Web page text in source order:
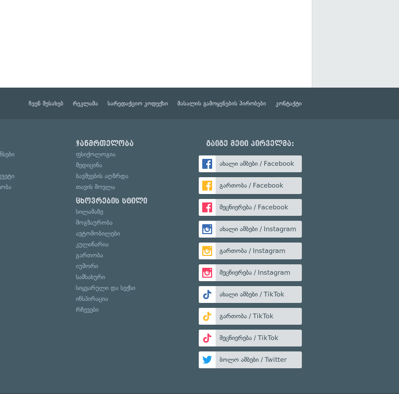
ჩვენ შესახებ რეკლამა სარედაქციო კოდექსი მასალის გამოყენების პირობები კონტაქტი
ჯანმრთელობა
ფსიქოლოგია
მედიცინა
ბავშვების აღზრდა
თავის მოვლა
ცხოვრების სტილი
სილამაზე
მოგზაურობა
ავტომობილები
კულინარია
გართობა
იუმორი
სამსახური
სიყვარული და სექსი
ინსპირაცია
რჩევები
გაიგე მეტი პირველმა:
ახალი ამბები / Facebook
გართობა / Facebook
მეცნიერება / Facebook
ახალი ამბები / Instagram
გართობა / Instagram
მეცნიერება / Instagram
ახალი ამბები / TikTok
გართობა / TikTok
მეცნიერება / TikTok
ბოლო ამბები / Twitter